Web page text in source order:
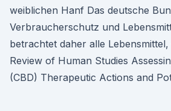
weiblichen Hanf Das deutsche
Verbraucherschutz und
betrachtet daher alle Lebensmittel,
Review of Human Studies
(CBD) Therapeutic Actions and